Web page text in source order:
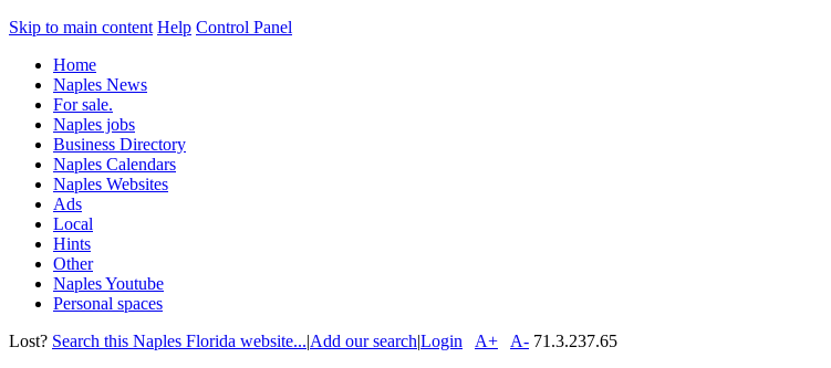
Skip to main content Help Control Panel
Home
Naples News
For sale.
Naples jobs
Business Directory
Naples Calendars
Naples Websites
Ads
Local
Hints
Other
Naples Youtube
Personal spaces
Lost? Search this Naples Florida website...|Add our search|Login A+ A- 71.3.237.65